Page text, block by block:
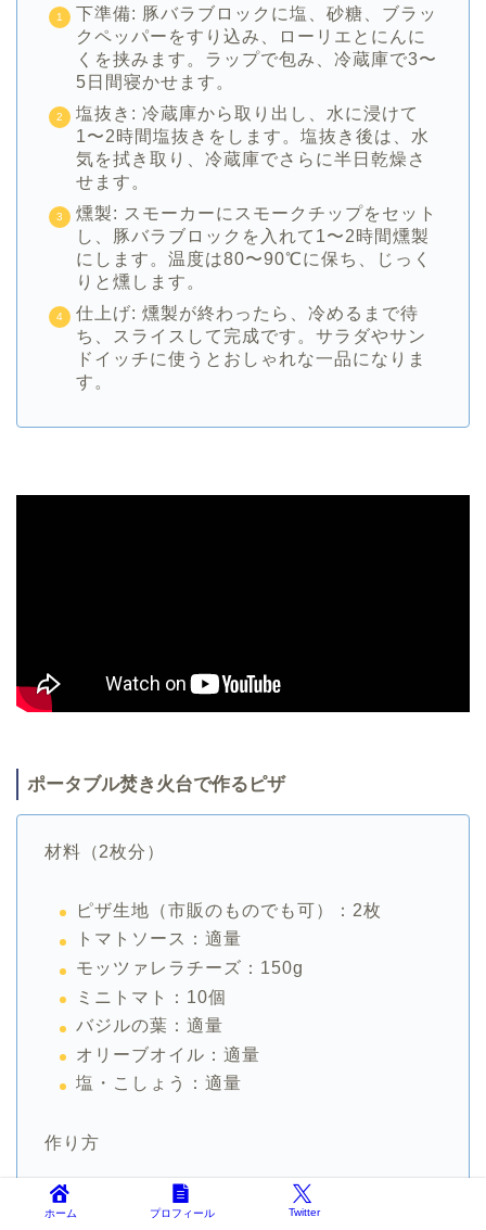
下準備: 豚バラブロックに塩、砂糖、ブラッ
クペッパーをすり込み、ローリエとにんに
くを挟みます。ラップで包み、冷蔵庫で3〜
5日間寝かせます。
塩抜き: 冷蔵庫から取り出し、水に浸けて
1〜2時間塩抜きをします。塩抜き後は、水
気を拭き取り、冷蔵庫でさらに半日乾燥さ
せます。
燻製: スモーカーにスモークチップをセット
し、豚バラブロックを入れて1〜2時間燻製
にします。温度は80〜90℃に保ち、じっく
りと燻します。
仕上げ: 燻製が終わったら、冷めるまで待
ち、スライスして完成です。サラダやサン
ドイッチに使うとおしゃれな一品になりま
す。
ポータブル焚き火台で作るピザ
材料（2枚分）
ピザ生地（市販のものでも可）：2枚
トマトソース：適量
モッツァレラチーズ：150g
ミニトマト：10個
バジルの葉：適量
オリーブオイル：適量
塩・こしょう：適量
作り方
焚き火台の準備: ポータブル焚き火台で火を
起こし、火が安定したらピザを焼く準備を
ホーム プロフィール Twitter